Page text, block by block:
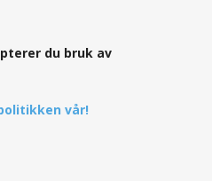
du bruk av
vår!